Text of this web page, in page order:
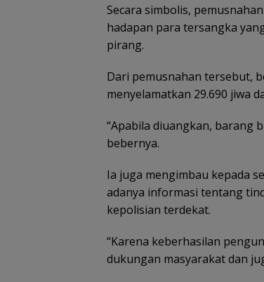
Secara simbolis,
hadapan para tersangka
pirang.
Dari pemusnahan tersebut,
menyelamatkan 29.690 jiwa
“Apabila diuangkan, barang
bebernya.
Ia juga mengimbau kepada
adanya informasi tentang
kepolisian terdekat.
“Karena keberhasilan
dukungan masyarakat dan